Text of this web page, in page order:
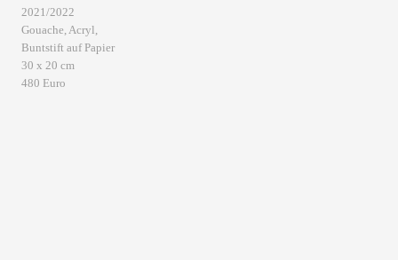
2021/2022
Gouache, Acryl,
Buntstift auf Papier
30 x 20 cm
480 Euro